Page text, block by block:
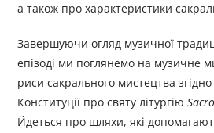
а також про характеристики
Завершуючи огляд музичної
епізоді ми поглянемо на музичне
риси сакрального мистецтва
Конституції про святу літургію
Йдеться про шляхи, які